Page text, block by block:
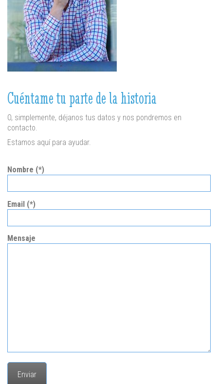
Cuéntame tu parte de la historia
O, simplemente, déjanos tus datos y nos pondremos en
contacto.
Estamos aquí para ayudar.
Nombre (*)
Email (*)
Mensaje